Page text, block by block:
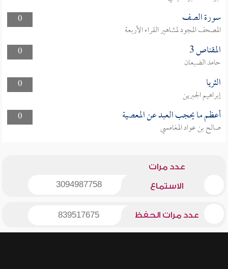
0
سورة الصف
المصحف المجود لمشاهير القراء الأربعة
0
المقناص 3
حامد الضبعان
0
الثريا
إبراهيم الجبرين
0
أعظم ما يحجب العبد عن المعصية
صالح بن عواد المغامسي
عدد مرات
الاستماع 3094987758
عدد مرات الحفظ 839517675